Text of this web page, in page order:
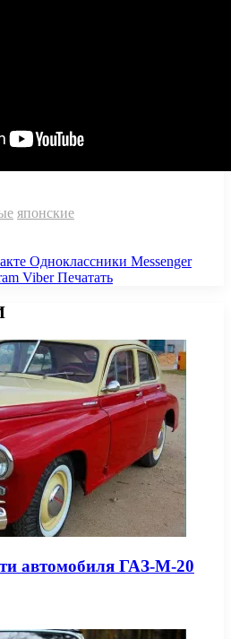
японские
Одноклассники Messenger
Viber Печатать
автомобиля ГАЗ-М-20